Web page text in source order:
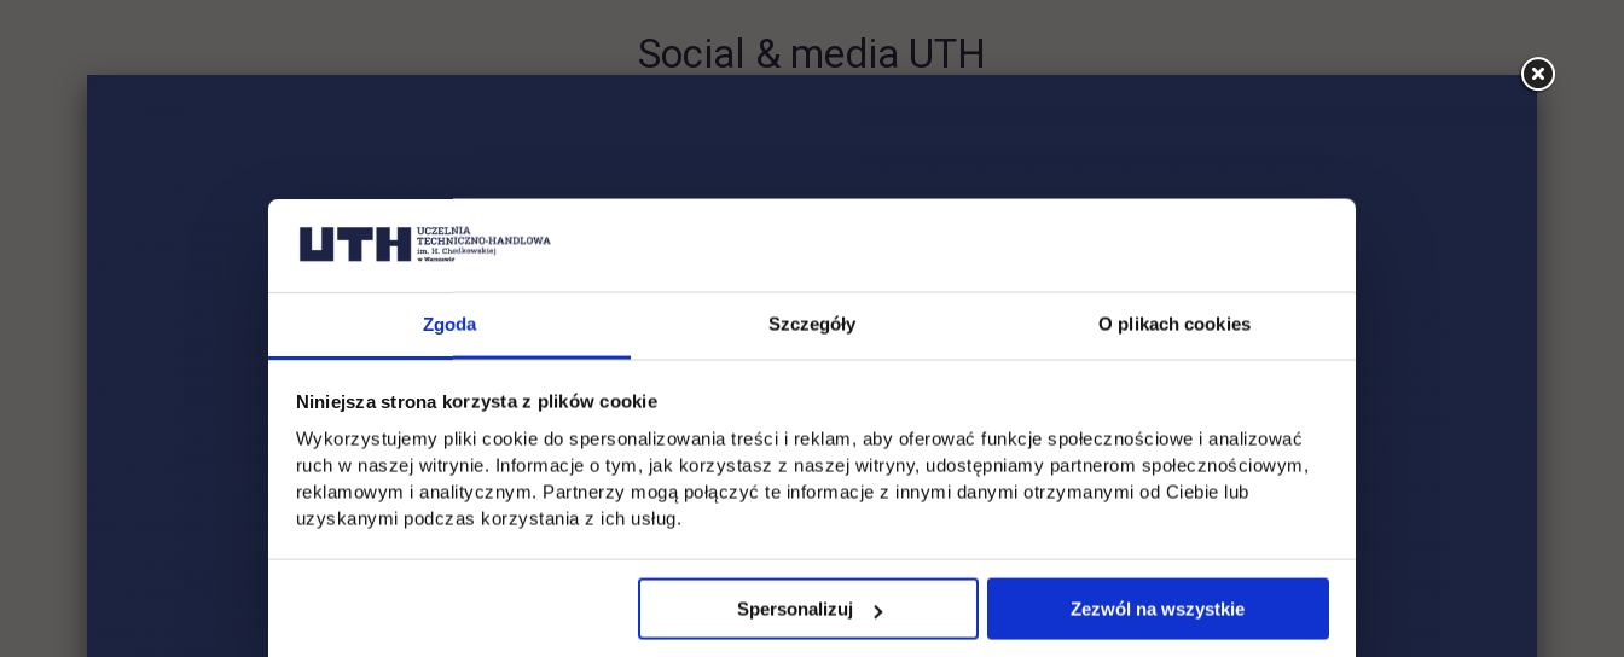
Zgoda Szczegóły O plikach cookies
Niniejsza strona korzysta z plików cookie
Wykorzystujemy pliki cookie do spersonalizowania treści i reklam, aby oferować funkcje społecznościowe i analizować
ruch w naszej witrynie. Informacje o tym, jak korzystasz z naszej witryny, udostępniamy partnerom społecznościowym,
reklamowym i analitycznym. Partnerzy mogą połączyć te informacje z innymi danymi otrzymanymi od Ciebie lub
uzyskanymi podczas korzystania z ich usług.
Spersonalizuj Zezwól na wszystkie
Social & media UTH